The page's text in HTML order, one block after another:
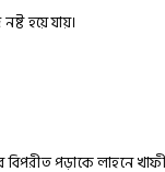
হয়ে যায়।
বিপরীত পড়াকে লাহনে